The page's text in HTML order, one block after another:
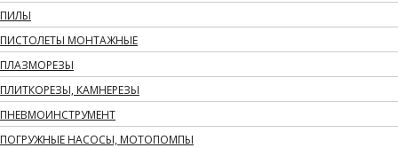
ПИЛЫ
ПИСТОЛЕТЫ МОНТАЖНЫЕ
ПЛАЗМОРЕЗЫ
ПЛИТКОРЕЗЫ, КАМНЕРЕЗЫ
ПНЕВМОИНСТРУМЕНТ
ПОГРУЖНЫЕ НАСОСЫ, МОТОПОМПЫ